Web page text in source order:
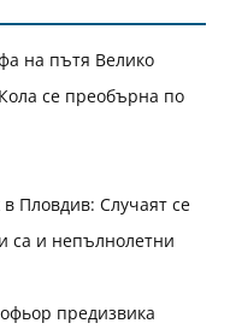
на пътя Велико
се преобърна по
Пловдив: Случаят се
са и непълнолетни
предизвика